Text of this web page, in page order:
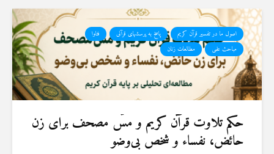
اصول ما در تفسیر قرآن کریم پاسخ به پرسشهای قرآنی
فتاوا
مباحث علمی
مطالعات زنان
حكم تلاوت قرآن كريم و مسّ مصحف برای زن
حائض، نفساء و شخص بی‌وضو